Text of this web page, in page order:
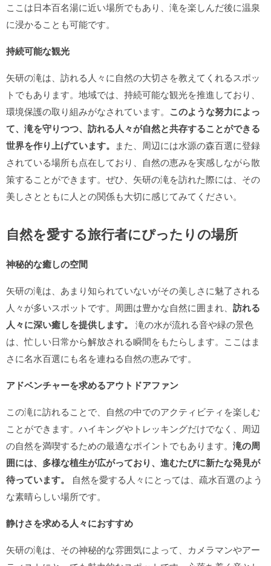
ここは日本百名湯に近い場所でもあり、滝を楽しんだ後に温泉
に浸かることも可能です。
持続可能な観光
矢研の滝は、訪れる人々に自然の大切さを教えてくれるスポッ
トでもあります。地域では、持続可能な観光を推進しており、
環境保護の取り組みがなされています。 このような努力によっ
て、滝を守りつつ、訪れる人々が自然と共存することができる
世界を作り上げています。 また、周辺には水源の森百選に登録
されている場所も点在しており、自然の恵みを実感しながら散
策することができます。ぜひ、矢研の滝を訪れた際には、その
美しさとともに人との関係も大切に感じてみてください。
自然を愛する旅行者にぴったりの場所
神秘的な癒しの空間
矢研の滝は、あまり知られていないがその美しさに魅了される
人々が多いスポットです。周囲は豊かな自然に囲まれ、 訪れる
人々に深い癒しを提供します。
滝の水が流れる音や緑の景色
は、忙しい日常から解放される瞬間をもたらします。ここはま
さに名水百選にも名を連ねる自然の恵みです。
アドベンチャーを求めるアウトドアファン
この滝に訪れることで、自然の中でのアクティビティを楽しむ
ことができます。ハイキングやトレッキングだけでなく、周辺
の自然を満喫するための最適なポイントでもあります。 滝の周
囲には、多様な植生が広がっており、進むたびに新たな発見が
待っています。
自然を愛する人々にとっては、疏水百選のよう
な素晴らしい場所です。
静けさを求める人々におすすめ
矢研の滝は、その神秘的な雰囲気によって、カメラマンやアー